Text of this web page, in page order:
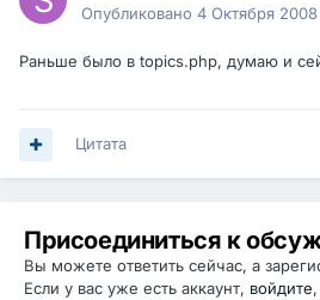
Опубликовано 4 Октября 2008
Раньше было в topics.php, думаю и
Цитата
Присоединиться к
Вы можете ответить сейчас, а
Если у вас уже есть аккаунт, войдите